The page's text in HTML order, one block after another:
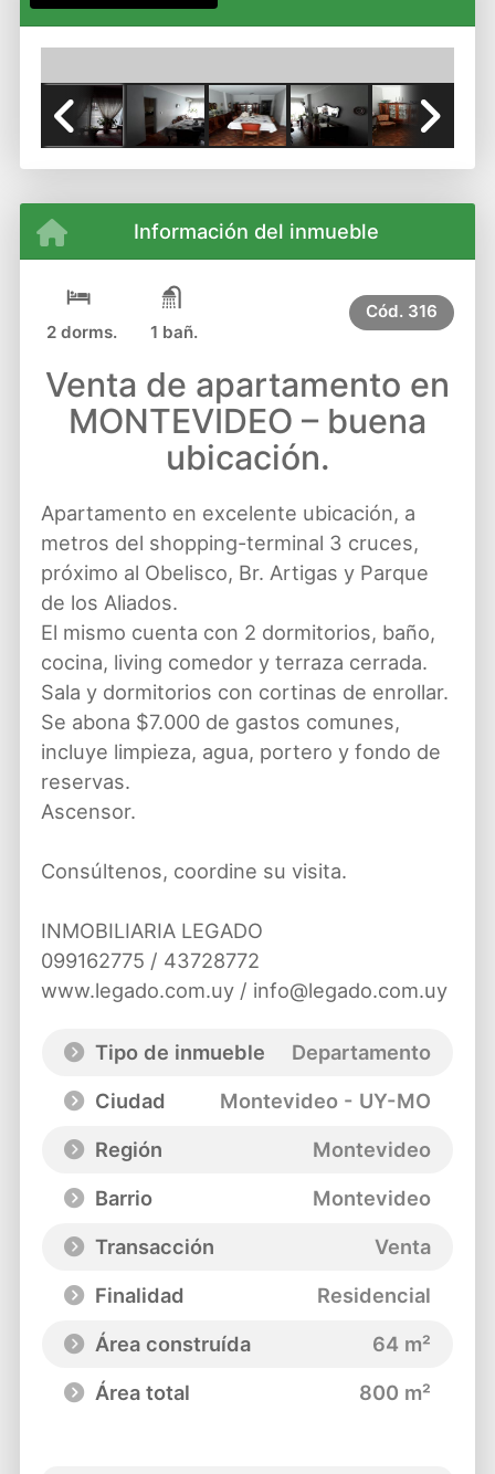
Previous Next
Información del inmueble
2 dorms. 1 bañ.
Cód. 316
Venta de apartamento en
MONTEVIDEO – buena
ubicación.
Apartamento en excelente ubicación, a
metros del shopping-terminal 3 cruces,
próximo al Obelisco, Br. Artigas y Parque
de los Aliados.
El mismo cuenta con 2 dormitorios, baño,
cocina, living comedor y terraza cerrada.
Sala y dormitorios con cortinas de enrollar.
Se abona $7.000 de gastos comunes,
incluye limpieza, agua, portero y fondo de
reservas.
Ascensor.
Consúltenos, coordine su visita.
INMOBILIARIA LEGADO
099162775 / 43728772
www.legado.com.uy / info@legado.com.uy
Tipo de inmueble
Departamento
Ciudad
Montevideo - UY-MO
Región
Montevideo
Barrio
Montevideo
Transacción
Venta
Finalidad
Residencial
Área construída
64 m²
Área total
800 m²